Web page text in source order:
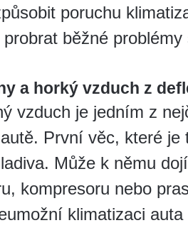
poruchu
běžné
a horký vzduch z
vzduch je jedním z
První věc, které je
Může k němu
kompresoru nebo
klimatizaci